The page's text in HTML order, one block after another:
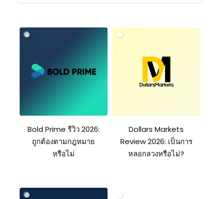
Bold Prime รีวิว 2026:
ถูกต้องตามกฎหมาย
หรือไม่
Dollars Markets
Review 2026: เป็นการ
หลอกลวงหรือไม่?